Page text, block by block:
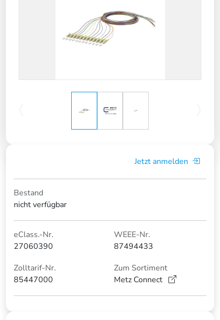
Jetzt anmelden
Bestand
nicht verfügbar
eClass.-Nr.
27060390
WEEE-Nr.
87494433
Zolltarif-Nr.
85447000
Zum Sortiment
Metz Connect